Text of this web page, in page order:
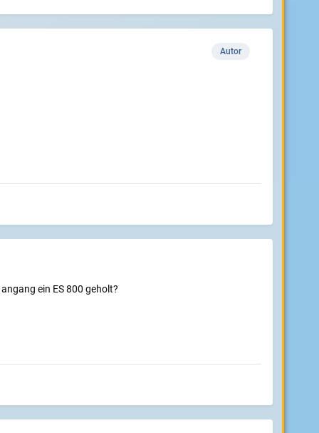
Autor
ein ES 800 geholt?